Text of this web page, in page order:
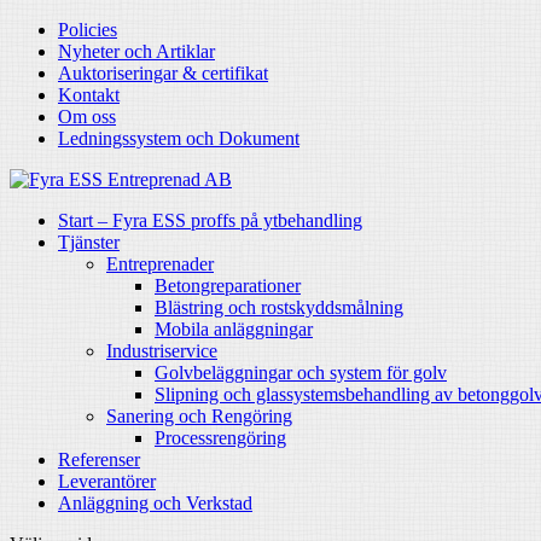
Policies
Nyheter och Artiklar
Auktoriseringar & certifikat
Kontakt
Om oss
Ledningssystem och Dokument
Start – Fyra ESS proffs på ytbehandling
Tjänster
Entreprenader
Betongreparationer
Blästring och rostskyddsmålning
Mobila anläggningar
Industriservice
Golvbeläggningar och system för golv
Slipning och glassystemsbehandling av
Sanering och Rengöring
Processrengöring
Referenser
Leverantörer
Anläggning och Verkstad